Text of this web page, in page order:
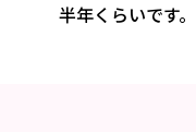
半年くらいです。